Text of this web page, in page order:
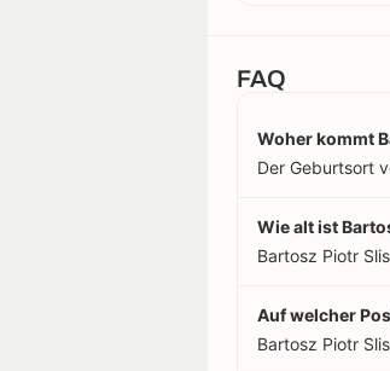
FAQ
Woher kommt
Der Geburtsort
Wie alt ist
Bartosz Piotr
Auf welcher
Bartosz Piotr